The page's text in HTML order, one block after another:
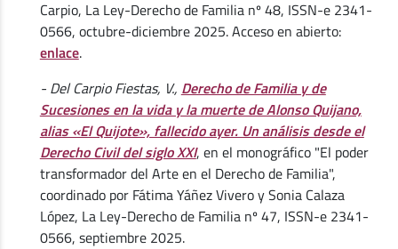
Carpio, La Ley-Derecho de Familia nº 48, ISSN-e 2341-
0566, octubre-diciembre 2025. Acceso en abierto:
enlace.
- Del Carpio Fiestas, V., Derecho de Familia y de
Sucesiones en la vida y la muerte de Alonso Quijano,
alias «El Quijote», fallecido ayer. Un análisis desde el
Derecho Civil del siglo XXI, en el monográfico "El poder
transformador del Arte en el Derecho de Familia",
coordinado por Fátima Yáñez Vivero y Sonia Calaza
López, La Ley-Derecho de Familia nº 47, ISSN-e 2341-
0566, septiembre 2025.